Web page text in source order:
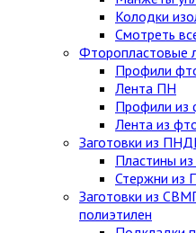
Колодки
Смотреть
Фторопластовые
Профили
Лента ПН
Профили из
Лента из
Заготовки из ПНД
Пластины
Стержни из
Заготовки из
полиэтилен